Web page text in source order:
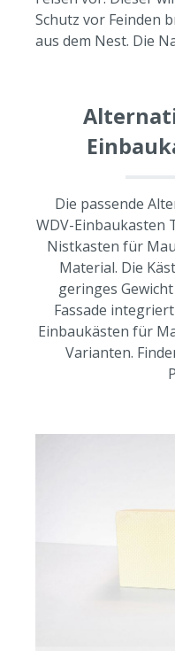
Schutz vor Feinden
aus dem Nest. Die
Die passende
WDV-Einbaukasten
Nistkasten für
Material. Die
geringes
Fassade
Einbaukästen für
Varianten.